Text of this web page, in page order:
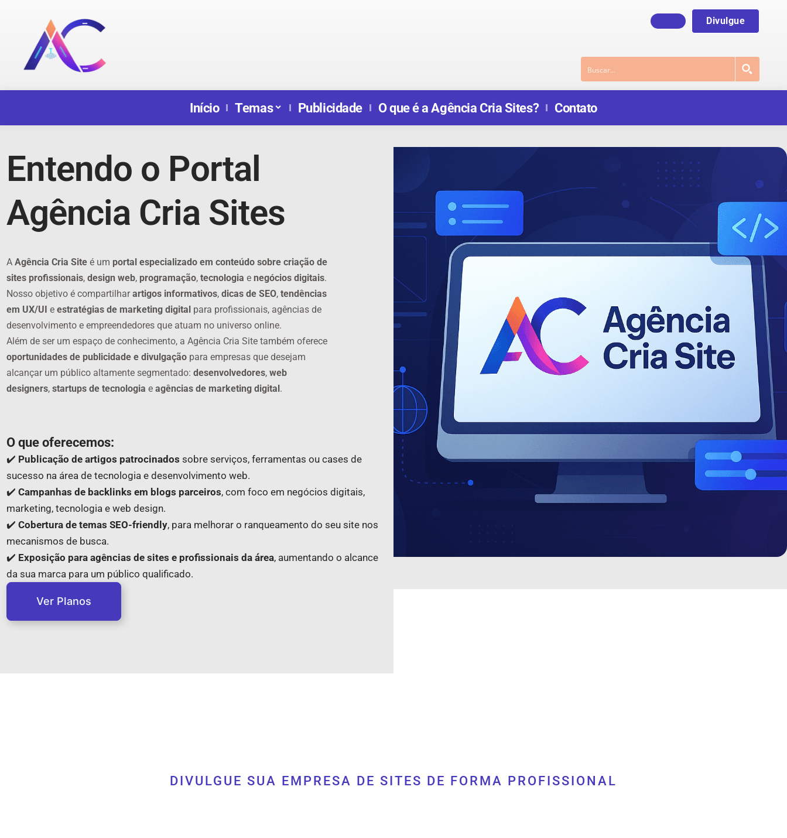
Divulgue
Início Temas Publicidade O que é a Agência Cria Sites? Contato
Entendo o Portal
Agência Cria Sites
A Agência Cria Siteé um portal especializado em conteúdo sobre criação de
sites profissionais, design web, programação, tecnologia e negócios digitais.
Nosso objetivo é compartilharartigos informativos, dicas de SEO, tendências
em UX/UI e estratégias de marketing digitalpara profissionais, agências de
desenvolvimento e empreendedores que atuam no universo online.
Além de ser um espaço de conhecimento, a Agência Cria Site também oferece
oportunidades de publicidade e divulgaçãopara empresas que desejam
alcançar um público altamente segmentado: desenvolvedores, web
designers, startups de tecnologia e agências de marketing digital.
O que oferecemos:
✔️ Publicação de artigos patrocinados sobre serviços, ferramentas ou cases de
sucesso na área de tecnologia e desenvolvimento web.
✔️ Campanhas de backlinks em blogs parceiros, com foco em negócios digitais,
marketing, tecnologia e web design.
✔️ Cobertura de temas SEO-friendly, para melhorar o ranqueamento do seu site nos
mecanismos de busca.
✔️ Exposição para agências de sites e profissionais da área, aumentando o alcance
da sua marca para um público qualificado.
Ver Planos
DIVULGUE SUA EMPRESA DE SITES DE FORMA PROFISSIONAL